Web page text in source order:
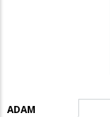
ADAM